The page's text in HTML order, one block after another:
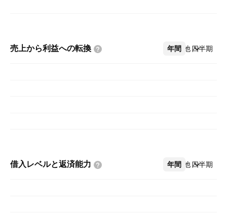
売上から利益への転換 年間 四半期
その他
借入レベルと返済能力 年間 四半期
その他